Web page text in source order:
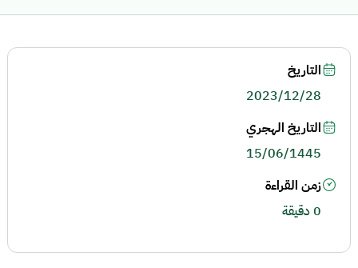
التاريخ
2023/12/28
التاريخ الهجري
15/06/1445
زمن القراءة
0 دقيقة